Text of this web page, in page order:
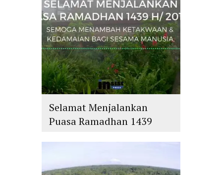
Selamat Menjalankan
Puasa Ramadhan 1439